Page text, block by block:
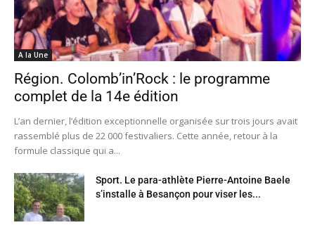
A la Une
Région. Colomb’in’Rock : le programme
complet de la 14e édition
L’an dernier, l’édition exceptionnelle organisée sur trois jours avait
rassemblé plus de 22 000 festivaliers. Cette année, retour à la
formule classique qui a...
Sport. Le para-athlète Pierre-Antoine Baele
s’installe à Besançon pour viser les...